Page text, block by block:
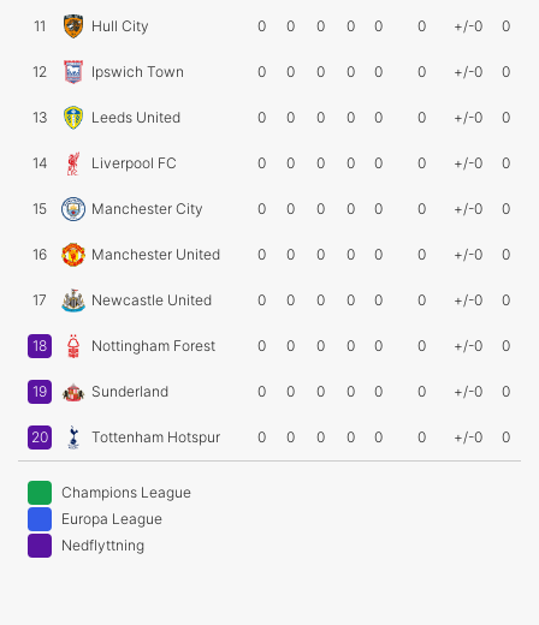
11 Hull City 0 0 0 0 0 0 +/-0 0
12 Ipswich Town 0 0 0 0 0 0 +/-0 0
13 Leeds United 0 0 0 0 0 0 +/-0 0
14 Liverpool FC 0 0 0 0 0 0 +/-0 0
15 Manchester City 0 0 0 0 0 0 +/-0 0
16 Manchester United 0 0 0 0 0 0 +/-0 0
17 Newcastle United 0 0 0 0 0 0 +/-0 0
18 Nottingham Forest 0 0 0 0 0 0 +/-0 0
19 Sunderland 0 0 0 0 0 0 +/-0 0
20 Tottenham Hotspur 0 0 0 0 0 0 +/-0 0
Champions League
Europa League
Nedflyttning